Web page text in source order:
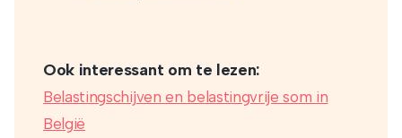
Ook interessant om te lezen:
Belastingschijven en belastingvrije som in
België